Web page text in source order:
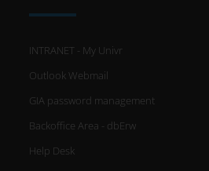
INTRANET - My Univr
Outlook Webmail
GIA password management
Backoffice Area - dbErw
Help Desk